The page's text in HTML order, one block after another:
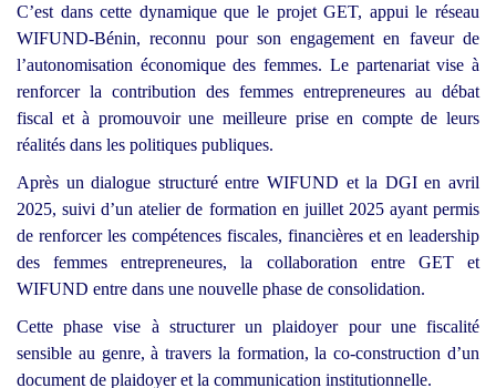
C’est dans cette dynamique que le projet GET, appui le réseau
WIFUND-Bénin, reconnu pour son engagement en faveur de
l’autonomisation économique des femmes. Le partenariat vise à
renforcer la contribution des femmes entrepreneures au débat
fiscal et à promouvoir une meilleure prise en compte de leurs
réalités dans les politiques publiques.
Après un dialogue structuré entre WIFUND et la DGI en avril
2025, suivi d’un atelier de formation en juillet 2025 ayant permis
de renforcer les compétences fiscales, financières et en leadership
des femmes entrepreneures, la collaboration entre GET et
WIFUND entre dans une nouvelle phase de consolidation.
Cette phase vise à structurer un plaidoyer pour une fiscalité
sensible au genre, à travers la formation, la co-construction d’un
document de plaidoyer et la communication institutionnelle.